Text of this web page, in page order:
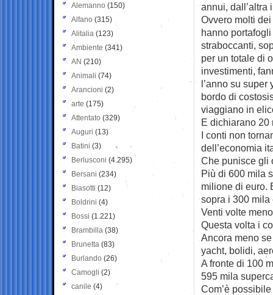
annui, dall’altra
Ovvero molti
hanno
straboccanti,
per un totale di
investimenti,
l’anno su super
bordo di
viaggiano in
E dichiarano 20
I conti non
dell’economia
Che punisce gli
Più di 600 mila
milione di euro.
sopra i 300 mila
Venti volte
Questa volta i
Ancora meno
yacht, bolidi,
A fronte di 100
595 mila
Com’è
Alemanno (150)
Alfano (315)
Alitalia (123)
Ambiente (341)
AN (210)
Animali (74)
Arancioni (2)
arte (175)
Attentato (329)
Auguri (13)
Batini (3)
Berlusconi (4.295)
Bersani (234)
Biasotti (12)
Boldrini (4)
Bossi (1.221)
Brambilla (38)
Brunetta (83)
Burlando (26)
Camogli (2)
canile (4)